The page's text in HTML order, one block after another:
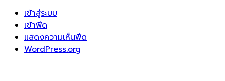
เข้าสู่ระบบ
เข้าฟีด
แสดงความเห็นฟีด
WordPress.org